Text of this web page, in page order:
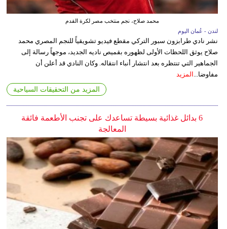
محمد صلاح، نجم منتخب مصر لكرة القدم
لندن - عُمان اليوم
نشر نادي طرابزون سبور التركي مقطع فيديو تشويقياً للنجم المصري محمد
صلاح يوثق اللحظات الأولى لظهوره بقميص ناديه الجديد، موجهاً رسالة إلى
الجماهير التي تنتظره بعد انتشار أنباء انتقاله. وكان النادي قد أعلن أن
مفاوضا... المزيد
المزيد من التحقيقات السياحية
6 بدائل غذائية بسيطة تساعدك على تجنب الأطعمة فائقة
المعالجة